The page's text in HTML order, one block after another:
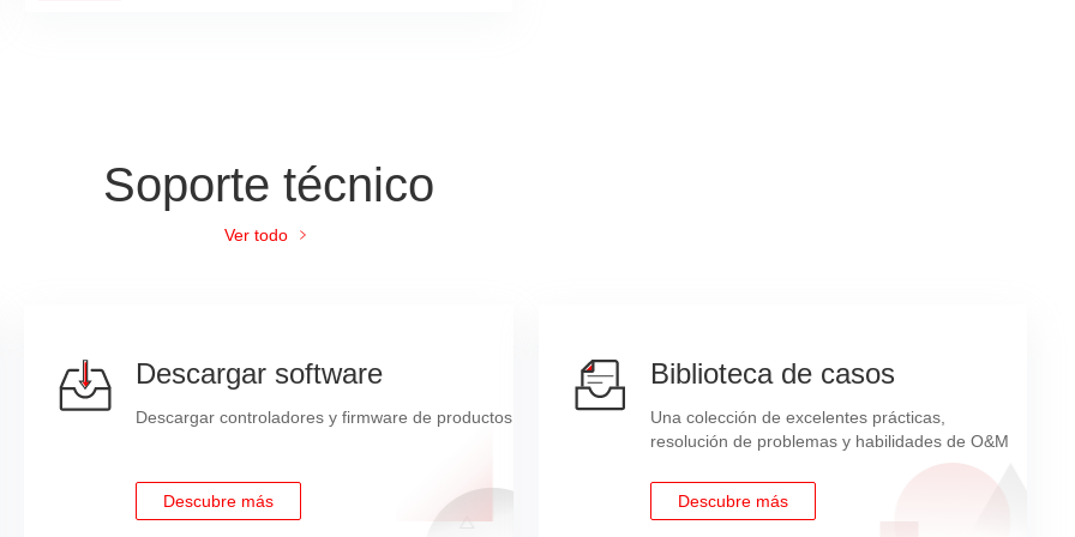
OS deployment, and automated firmware upgrade, enabling automatic entire-lifecycle management
to 113°F), compliant with ASHRAE Classes A1/A2/A3/A4
CCC, and RoHS, etc
Soporte técnico
Ver todo
Descargar software
Descargar controladores y firmware de productos
Descubre más
Biblioteca de casos
Una colección de excelentes prácticas,
resolución de problemas y habilidades de O&M
Descubre más